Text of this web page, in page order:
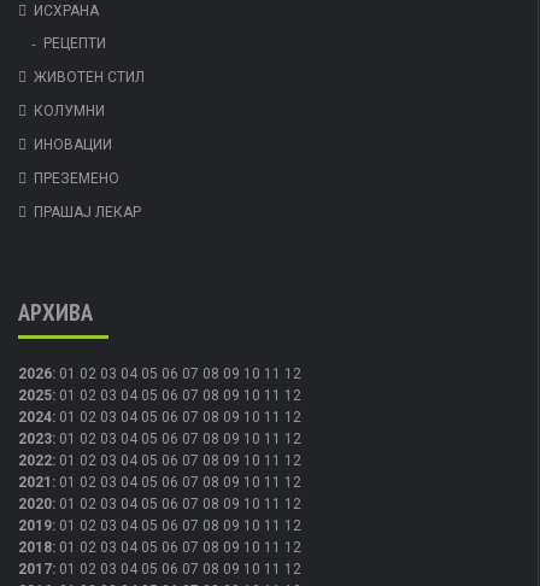
ИСХРАНА
РЕЦЕПТИ
ЖИВОТЕН СТИЛ
КОЛУМНИ
ИНОВАЦИИ
ПРЕЗЕМЕНО
ПРАШАЈ ЛЕКАР
АРХИВА
2026: 01 02 03 04 05 06 07 08 09 10 11 12
2025: 01 02 03 04 05 06 07 08 09 10 11 12
2024: 01 02 03 04 05 06 07 08 09 10 11 12
2023: 01 02 03 04 05 06 07 08 09 10 11 12
2022: 01 02 03 04 05 06 07 08 09 10 11 12
2021 : 01 02 03 04 05 06 07 08 09 10 11 12
2020: 01 02 03 04 05 06 07 08 09 10 11 12
2019: 01 02 03 04 05 06 07 08 09 10 11 12
2018: 01 02 03 04 05 06 07 08 09 10 11 12
2017: 01 02 03 04 05 06 07 08 09 10 11 12